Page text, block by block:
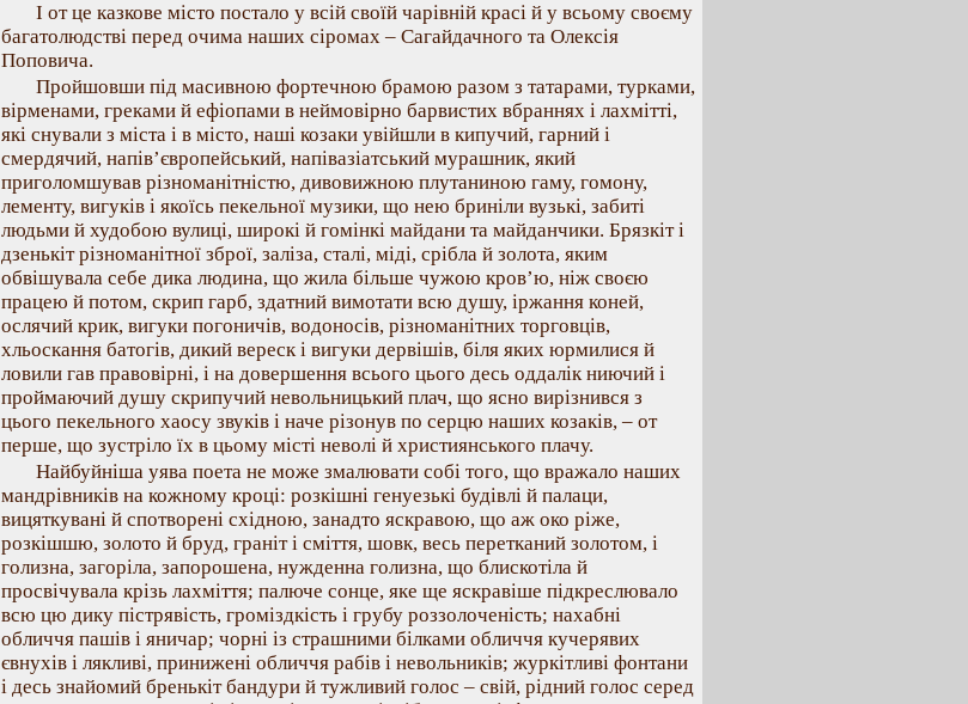
І от це казкове місто постало у всій своїй чарівній красі й у всьому своєму
багатолюдстві перед очима наших сіромах – Сагайдачного та Олексія
Поповича.
Пройшовши під масивною фортечною брамою разом з татарами, турками,
вірменами, греками й ефіопами в неймовірно барвистих вбраннях і лахмітті,
які снували з міста і в місто, наші козаки увійшли в кипучий, гарний і
смердячий, напів’європейський, напівазіатський мурашник, який
приголомшував різноманітністю, дивовижною плутаниною гаму, гомону,
лементу, вигуків і якоїсь пекельної музики, що нею бриніли вузькі, забиті
людьми й худобою вулиці, широкі й гомінкі майдани та майданчики. Брязкіт і
дзенькіт різноманітної зброї, заліза, сталі, міді, срібла й золота, яким
обвішувала себе дика людина, що жила більше чужою кров’ю, ніж своєю
працею й потом, скрип гарб, здатний вимотати всю душу, іржання коней,
ослячий крик, вигуки погоничів, водоносів, різноманітних торговців,
хльоскання батогів, дикий вереск і вигуки дервішів, біля яких юрмилися й
ловили гав правовірні, і на довершення всього цього десь оддалік ниючий і
проймаючий душу скрипучий невольницький плач, що ясно вирізнився з
цього пекельного хаосу звуків і наче різонув по серцю наших козаків, – от
перше, що зустріло їх в цьому місті неволі й християнського плачу.
Найбуйніша уява поета не може змалювати собі того, що вражало наших
мандрівників на кожному кроці: розкішні генуезькі будівлі й палаци,
вицяткувані й спотворені східною, занадто яскравою, що аж око ріже,
розкішшю, золото й бруд, граніт і сміття, шовк, весь перетканий золотом, і
голизна, загоріла, запорошена, нужденна голизна, що блискотіла й
просвічувала крізь лахміття; палюче сонце, яке ще яскравіше підкреслювало
всю цю дику пістрявість, громіздкість і грубу роззолоченість; нахабні
обличчя пашів і яничар; чорні із страшними білками обличчя кучерявих
євнухів і лякливі, принижені обличчя рабів і невольників; журкітливі фонтани
і десь знайомий бренькіт бандури й тужливий голос – свій, рідний голос серед